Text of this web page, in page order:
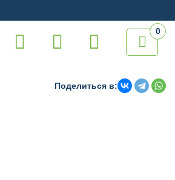
0
Поделиться в: